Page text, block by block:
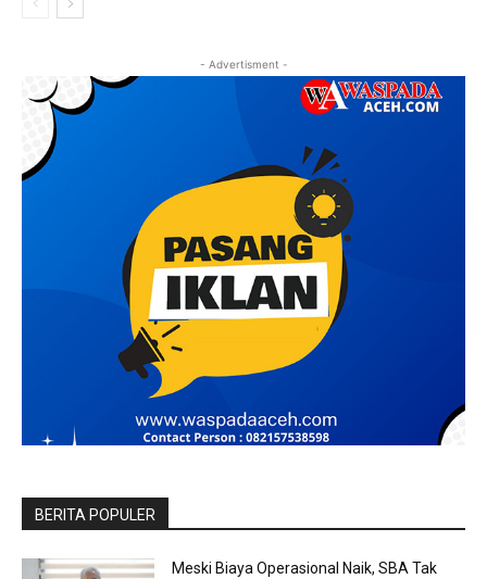
- Advertisment -
BERITA POPULER
Meski Biaya Operasional Naik, SBA Tak